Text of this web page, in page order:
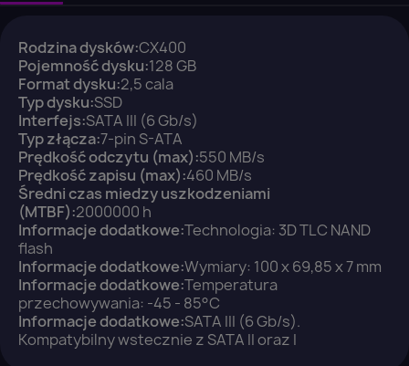
Rodzina dysków:CX400
Pojemność dysku:128 GB
Format dysku:2,5 cala
Typ dysku:SSD
Interfejs:SATA III (6 Gb/s)
Typ złącza:7-pin S-ATA
Prędkość odczytu (max):550 MB/s
Prędkość zapisu (max):460 MB/s
Średni czas miedzy uszkodzeniami
(MTBF):2000000 h
Informacje dodatkowe:Technologia: 3D TLC NAND
flash
Informacje dodatkowe:Wymiary: 100 x 69,85 x 7 mm
Informacje dodatkowe:Temperatura
przechowywania: -45 - 85°C
Informacje dodatkowe:SATA III (6 Gb/s).
Kompatybilny wstecznie z SATA II oraz I
Zaloguj się
You need to be logged in to save products in your
wish list.
Anuluj Zaloguj się